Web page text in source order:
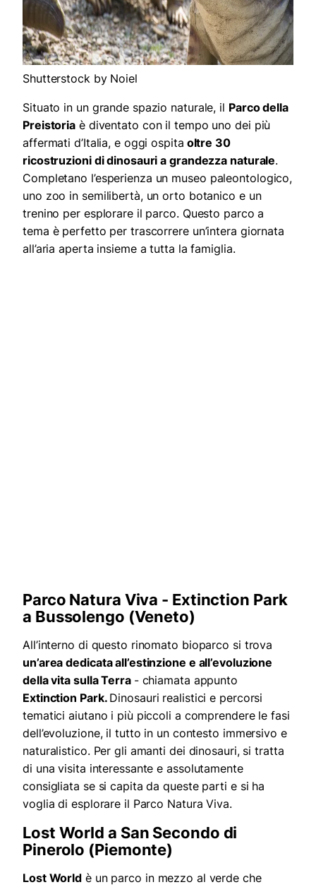
Shutterstock by Noiel
Situato in un grande spazio naturale, il Parco della
Preistoria è diventato con il tempo uno dei più
affermati d’Italia, e oggi ospita oltre 30
ricostruzioni di dinosauri a grandezza naturale.
Completano l’esperienza un museo paleontologico,
uno zoo in semilibertà, un orto botanico e un
trenino per esplorare il parco. Questo parco a
tema è perfetto per trascorrere un’intera giornata
all’aria aperta insieme a tutta la famiglia.
Parco Natura Viva - Extinction Park
a Bussolengo (Veneto)
All’interno di questo rinomato bioparco si trova
un’area dedicata all’estinzione e all’evoluzione
della vita sulla Terra - chiamata appunto
Extinction Park. Dinosauri realistici e percorsi
tematici aiutano i più piccoli a comprendere le fasi
dell’evoluzione, il tutto in un contesto immersivo e
naturalistico. Per gli amanti dei dinosauri, si tratta
di una visita interessante e assolutamente
consigliata se si capita da queste parti e si ha
voglia di esplorare il Parco Natura Viva.
Lost World a San Secondo di
Pinerolo (Piemonte)
Lost World è un parco in mezzo al verde che